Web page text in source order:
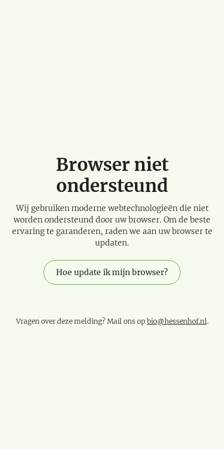
Browser niet
ondersteund
Wij gebruiken moderne webtechnologieën die niet
worden ondersteund door uw browser. Om de beste
ervaring te garanderen, raden we aan uw browser te
updaten.
Hoe update ik mijn browser?
Vragen over deze melding? Mail ons op bio@hessenhof.nl.